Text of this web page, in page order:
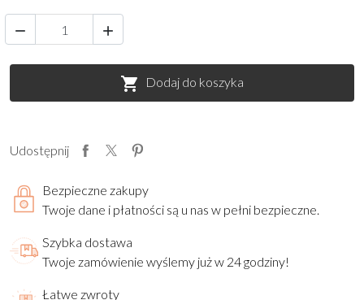
 
 Dodaj do koszyka
Udostępnij
Bezpieczne zakupy
Twoje dane i płatności są u nas w pełni bezpieczne.
Szybka dostawa
Twoje zamówienie wyślemy już w 24 godziny!
Łatwe zwroty